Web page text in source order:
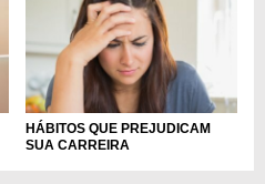
HÁBITOS QUE PREJUDICAM
SUA CARREIRA